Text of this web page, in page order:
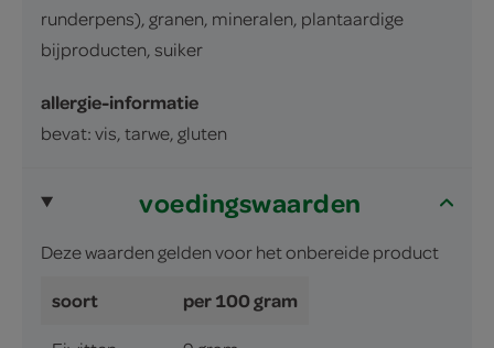
runderpens), granen, mineralen, plantaardige
bijproducten, suiker
allergie-informatie
bevat: vis, tarwe, gluten
voedingswaarden
Deze waarden gelden voor het onbereide product
soort per 100 gram